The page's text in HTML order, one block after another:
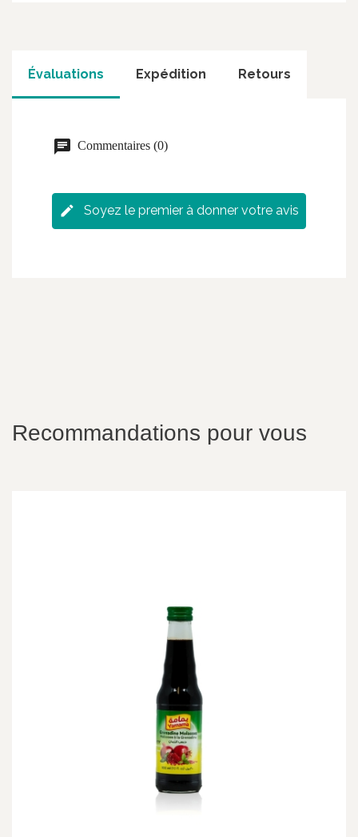
Évaluations Expédition Retours
Commentaires (0)
Soyez le premier à donner votre avis
Recommandations pour vous